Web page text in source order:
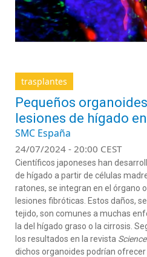
trasplantes
Pequeños
lesiones de hígado
SMC España
24/07/2024 - 20:00 CEST
Científicos japoneses han
de hígado a partir de células
ratones, se integran en el órgano
lesiones fibróticas. Estos daños,
tejido, son comunes a muchas
la del hígado graso o la cirrosis.
los resultados en la revista
dichos organoides podrían